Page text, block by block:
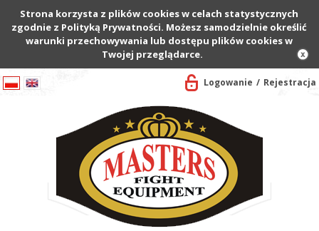
Strona korzysta z plików cookies w celach statystycznych
zgodnie z Polityką Prywatności. Możesz samodzielnie określić
warunki przechowywania lub dostępu plików cookies w
Twojej przeglądarce.
Logowanie Rejestracja